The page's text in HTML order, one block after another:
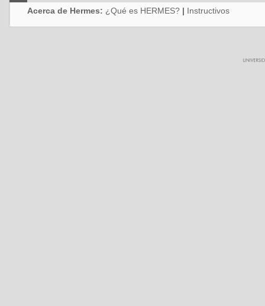
Acerca de Hermes: ¿Qué es HERMES? | Instructivos